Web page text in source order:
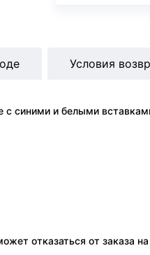
синими и белыми
Условия
отказаться от заказа